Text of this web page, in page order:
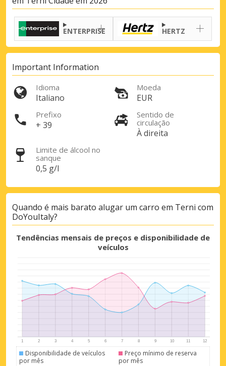
Descontos especiais
Aceda a ofertas exclusivas dos nossos
fornecedores
ENTERPRISE HERTZ
Important Information
Idioma
Italiano
Moeda
EUR
Prefixo
+ 39
Sentido de
circulação
À direita
Limite de álcool no
sanque
0,5 g/l
Quando é mais barato alugar um carro em Terni com
DoYouItaly?
Tendências mensais de preços e disponibilidade de
veículos
Disponibilidade de veículos
por mês
Preço mínimo de reserva
por mês